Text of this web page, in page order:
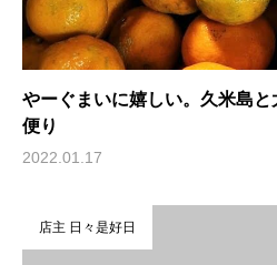
やーぐまいに嬉しい。久米島
便り
2022.01.17
店主 日々是好日